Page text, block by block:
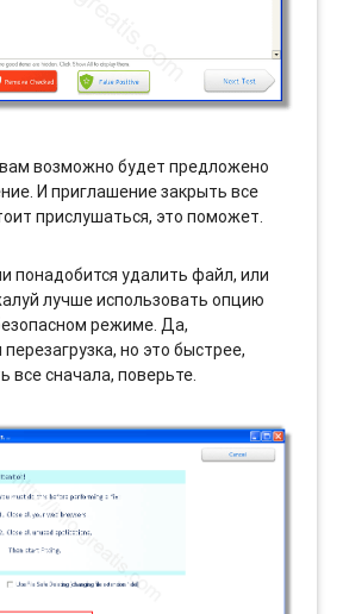
возможно будет предложено
И приглашение закрыть все
прислушаться, это поможет.
понадобится удалить файл, или
лучше использовать опцию
режиме. Да,
но это быстрее,
все сначала, поверьте.